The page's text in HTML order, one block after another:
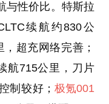
与性价比。特斯拉
续航约830公
超充网络完善；
航715公里，刀片
制较好；极氪001